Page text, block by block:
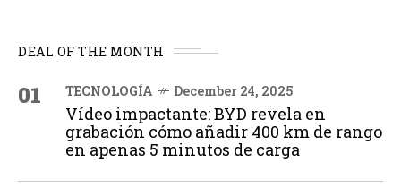
DEAL OF THE MONTH
01 TECNOLOGÍA December 24, 2025
Vídeo impactante: BYD revela en
grabación cómo añadir 400 km de rango
en apenas 5 minutos de carga